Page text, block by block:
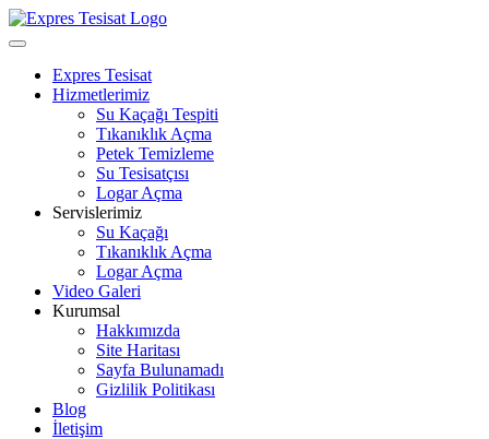
Skip
to
Open
Expres Tesisat
Hizmetlerimiz
Su Kaçağı Tespiti
Tıkanıklık Açma
Petek Temizleme
Su Tesisatçısı
Logar Açma
Servislerimiz
Su Kaçağı
Tıkanıklık Açma
Logar Açma
Video Galeri
Kurumsal
Hakkımızda
Site Haritası
Sayfa Bulunamadı
Gizlilik Politikası
Blog
İletişim